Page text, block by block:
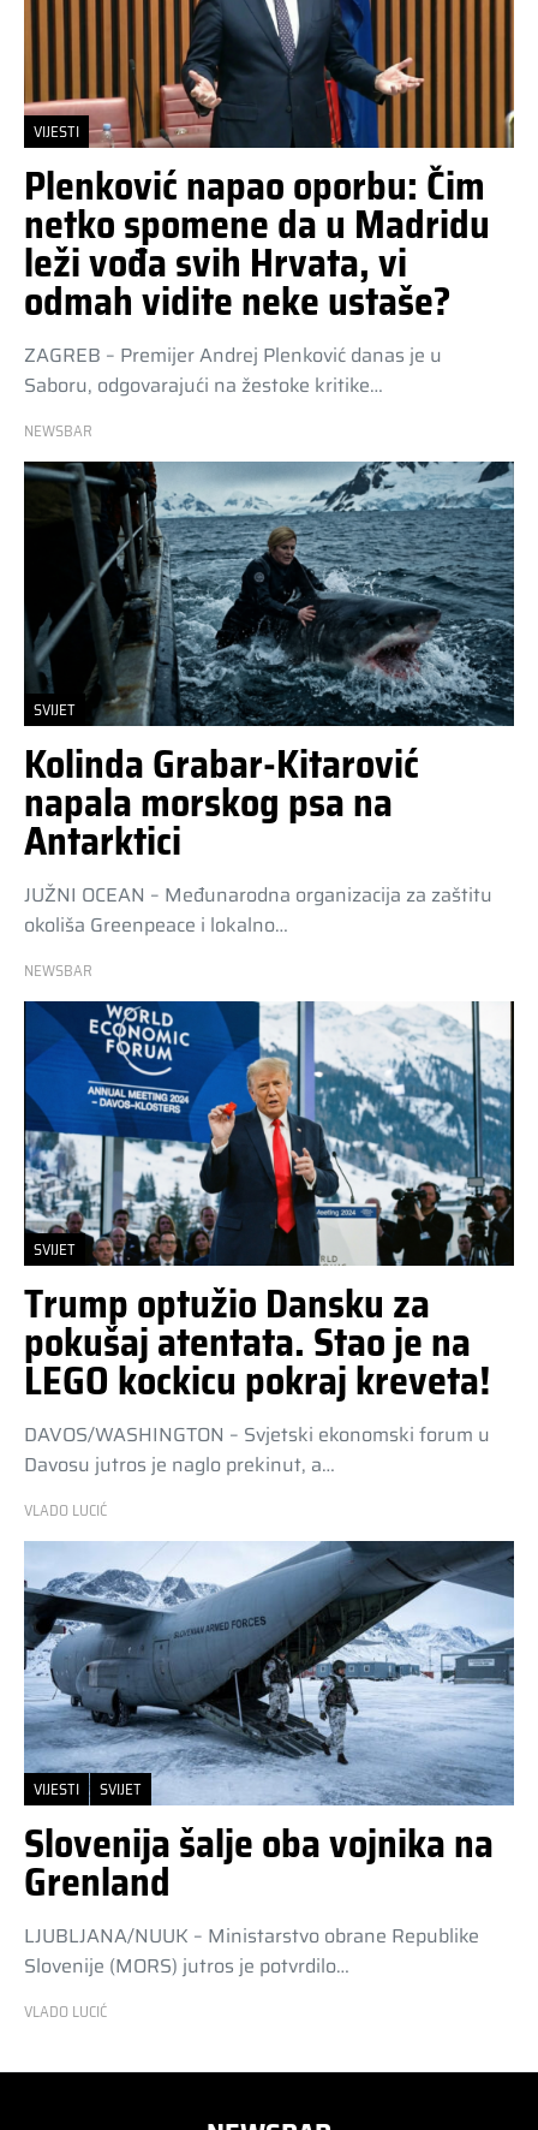
VIJESTI
Plenković napao oporbu: Čim
netko spomene da u Madridu
leži vođa svih Hrvata, vi
odmah vidite neke ustaše?
ZAGREB – Premijer Andrej Plenković danas je u
Saboru, odgovarajući na žestoke kritike…
NEWSBAR
SVIJET
Kolinda Grabar-Kitarović
napala morskog psa na
Antarktici
JUŽNI OCEAN – Međunarodna organizacija za zaštitu
okoliša Greenpeace i lokalno…
NEWSBAR
SVIJET
Trump optužio Dansku za
pokušaj atentata. Stao je na
LEGO kockicu pokraj kreveta!
DAVOS/WASHINGTON – Svjetski ekonomski forum u
Davosu jutros je naglo prekinut, a…
VLADO LUCIĆ
VIJESTI SVIJET
Slovenija šalje oba vojnika na
Grenland
LJUBLJANA/NUUK – Ministarstvo obrane Republike
Slovenije (MORS) jutros je potvrdilo…
VLADO LUCIĆ